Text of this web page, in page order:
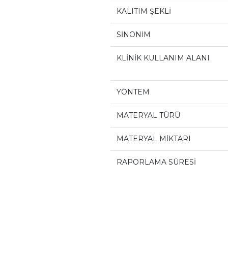
KALITIM ŞEKLİ
SİNONİM
KLİNİK KULLANIM ALANI
YÖNTEM
MATERYAL TÜRÜ
MATERYAL MİKTARI
RAPORLAMA SÜRESİ